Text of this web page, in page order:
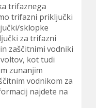
trifaznega
trifazni priključki
sklopke
za trifazni
zaščitnimi vodniki
kot tudi
zunanjim
vodnikom za
najdete na